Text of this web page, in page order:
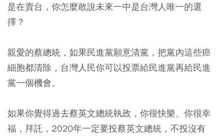
是在賣台，你怎麼敢說未來一中是台灣人唯一的選
擇？
親愛的蔡總統，如果民進黨願意清黨，把黨內這些癌
細胞都清除，台灣人民你可以投票給民進黨再給民進
黨一個機會。
如果你覺得過去蔡英文總統執政，你很快樂、你很幸
福，拜託，2020年一定要投蔡英文總統，不投沒有